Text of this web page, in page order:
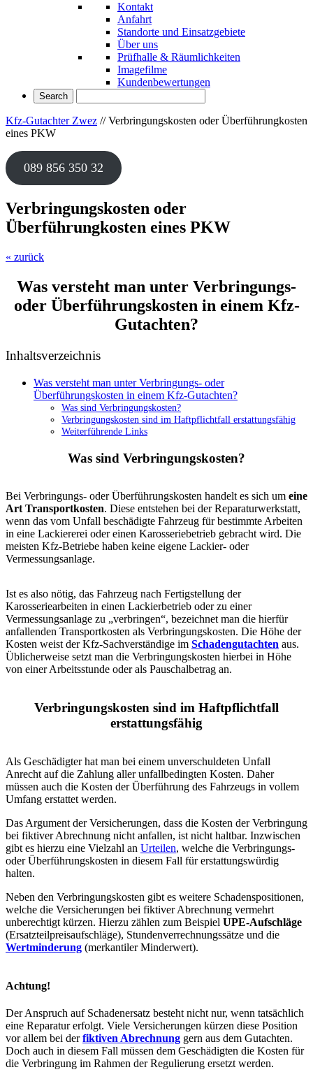
Kontakt
Anfahrt
Standorte und Einsatzgebiete
Über uns
Prüfhalle & Räumlichkeiten
Imagefilme
Kundenbewertungen
Kfz-Gutachter Zwez //Verbringungskosten oder Überführungkosten
eines PKW
089 856 350 32
Verbringungskosten oder
Überführungkosten eines PKW
« zurück
Was versteht man unter Verbringungs-
oder Überführungskosten in einem Kfz-
Gutachten?
Inhaltsverzeichnis
Was versteht man unter Verbringungs- oder
Überführungskosten in einem Kfz-Gutachten?
Was sind Verbringungskosten?
Verbringungskosten sind im Haftpflichtfall erstattungsfähig
Weiterführende Links
Was sind Verbringungskosten?
Bei Verbringungs- oder Überführungskosten handelt es sich um eine
Art Transportkosten. Diese entstehen bei der Reparaturwerkstatt,
wenn das vom Unfall beschädigte Fahrzeug für bestimmte Arbeiten
in eine Lackiererei oder einen Karosseriebetrieb gebracht wird. Die
meisten Kfz-Betriebe haben keine eigene Lackier- oder
Vermessungsanlage.
Ist es also nötig, das Fahrzeug nach Fertigstellung der
Karosseriearbeiten in einen Lackierbetrieb oder zu einer
Vermessungsanlage zu „verbringen“, bezeichnet man die hierfür
anfallenden Transportkosten als Verbringungskosten. Die Höhe der
Kosten weist der Kfz-Sachverständige im Schadengutachten aus.
Üblicherweise setzt man die Verbringungskosten hierbei in Höhe
von einer Arbeitsstunde oder als Pauschalbetrag an.
Verbringungskosten sind im Haftpflichtfall
erstattungsfähig
Als Geschädigter hat man bei einem unverschuldeten Unfall
Anrecht auf die Zahlung aller unfallbedingten Kosten. Daher
müssen auch die Kosten der Überführung des Fahrzeugs in vollem
Umfang erstattet werden.
Das Argument der Versicherungen, dass die Kosten der Verbringung
bei fiktiver Abrechnung nicht anfallen, ist nicht haltbar. Inzwischen
gibt es hierzu eine Vielzahl an Urteilen, welche die Verbringungs-
oder Überführungskosten in diesem Fall für erstattungswürdig
halten.
Neben den Verbringungskosten gibt es weitere Schadenspositionen,
welche die Versicherungen bei fiktiver Abrechnung vermehrt
unberechtigt kürzen. Hierzu zählen zum Beispiel UPE-Aufschläge
(Ersatzteilpreisaufschläge), Stundenverrechnungssätze und die
Wertminderung (merkantiler Minderwert).
Achtung!
Der Anspruch auf Schadenersatz besteht nicht nur, wenn tatsächlich
eine Reparatur erfolgt. Viele Versicherungen kürzen diese Position
vor allem bei derfiktiven Abrechnung gern aus dem Gutachten.
Doch auch in diesem Fall müssen dem Geschädigten die Kosten für
die Verbringung im Rahmen der Regulierung ersetzt werden.